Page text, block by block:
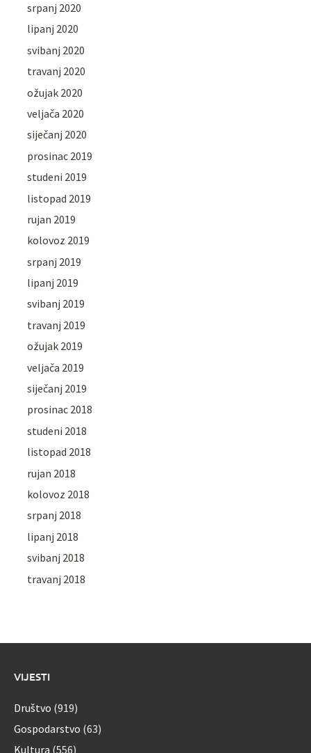
srpanj 2020
lipanj 2020
svibanj 2020
travanj 2020
ožujak 2020
veljača 2020
siječanj 2020
prosinac 2019
studeni 2019
listopad 2019
rujan 2019
kolovoz 2019
srpanj 2019
lipanj 2019
svibanj 2019
travanj 2019
ožujak 2019
veljača 2019
siječanj 2019
prosinac 2018
studeni 2018
listopad 2018
rujan 2018
kolovoz 2018
srpanj 2018
lipanj 2018
svibanj 2018
travanj 2018
VIJESTI
Društvo (919)
Gospodarstvo (63)
Kultura (556)